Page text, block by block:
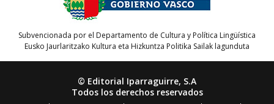
Subvencionada por el Departamento de Cultura y Política Lingüística
Eusko Jaurlaritzako Kultura eta Hizkuntza Politika Sailak lagunduta
© Editorial Iparraguirre, S.A
Todos los derechos reservados